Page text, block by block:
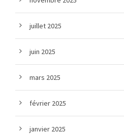
juillet 2025
juin 2025
mars 2025
février 2025
janvier 2025